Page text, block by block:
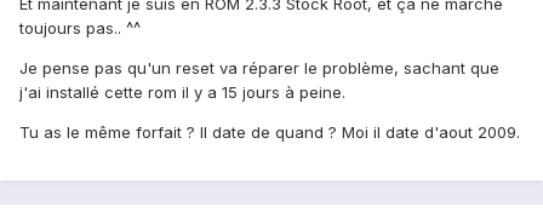
Et maintenant je suis en ROM 2.3.3 Stock Root, et ça ne marche
toujours pas.. ^^
Je pense pas qu'un reset va réparer le problème, sachant que
j'ai installé cette rom il y a 15 jours à peine.
Tu as le même forfait ? Il date de quand ? Moi il date d'aout 2009.